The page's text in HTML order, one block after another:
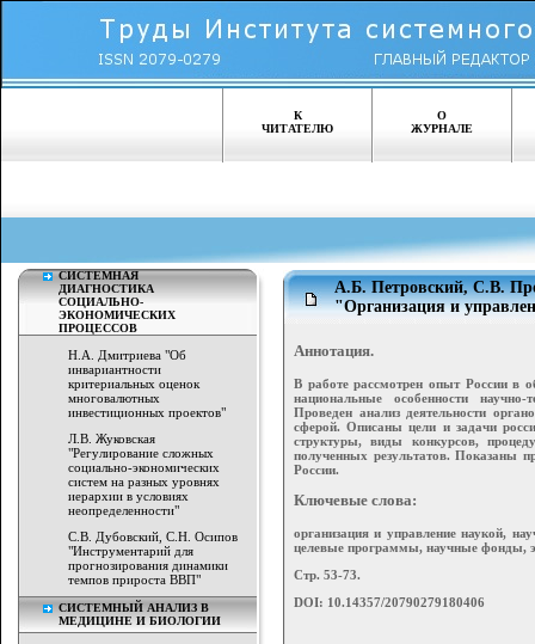
К
ЧИТАТЕЛЮ
О
ЖУРНАЛЕ
СИСТЕМНАЯ
ДИАГНОСТИКА
СОЦИАЛЬНО-
ЭКОНОМИЧЕСКИХ
ПРОЦЕССОВ
Н.А. Дмитриева "Об
инвариантности
критериальных оценок
многовалютных
инвестиционных проектов"
Л.В. Жуковская
"Регулирование сложных
социально-экономических
систем на разных уровнях
иерархии в условиях
неопределенности"
С.В. Дубовский, С.Н. Осипов
"Инструментарий для
прогнозирования динамики
темпов прироста ВВП"
СИСТЕМНЫЙ АНАЛИЗ В
МЕДИЦИНЕ И БИОЛОГИИ
А.Б. Петровский, С.В.
"Организация и
Аннотация.
В работе рассмотрен опыт России в
национальные особенности
Проведен анализ деятельности
сферой. Описаны цели и задачи
структуры, виды конкурсов,
полученных результатов. Показаны
России.
Ключевые слова:
организация и управление наукой,
целевые программы, научные фонды,
Стр. 53-73.
DOI: 10.14357/20790279180406